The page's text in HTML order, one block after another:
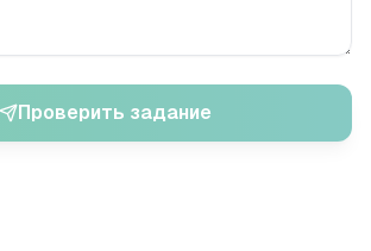
Проверить задание